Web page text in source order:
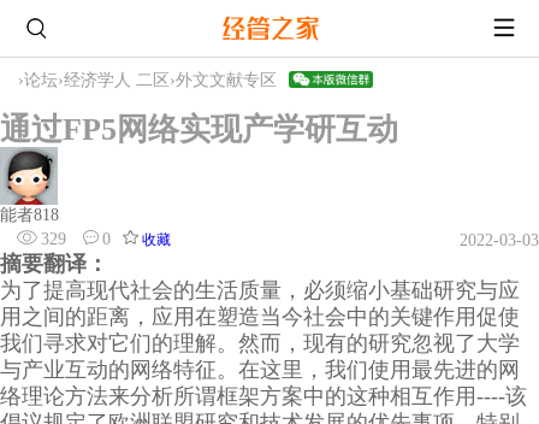
›论坛›经济学人 二区 ›外文文献专区
通过FP5网络实现产学研互动
能者818
329
0 收藏 2022-03-03
摘要翻译：
为了提高现代社会的生活质量，必须缩小基础研究与应
用之间的距离，应用在塑造当今社会中的关键作用促使
我们寻求对它们的理解。然而，现有的研究忽视了大学
与产业互动的网络特征。在这里，我们使用最先进的网
络理论方法来分析所谓框架方案中的这种相互作用----该